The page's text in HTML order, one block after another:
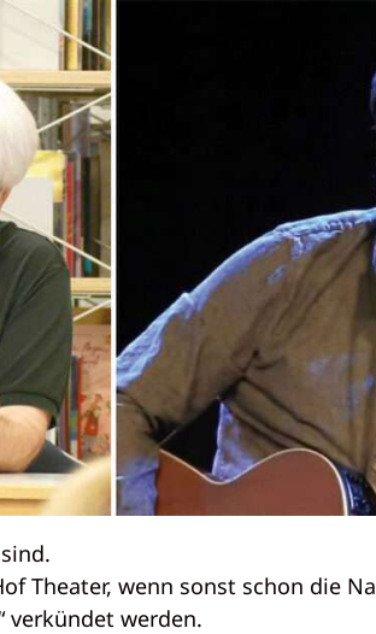
Theater, wenn sonst schon die
verkündet werden.